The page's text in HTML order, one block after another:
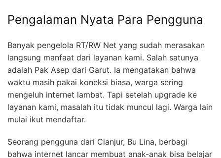
Pengalaman Nyata Para Pengguna
Banyak pengelola RT/RW Net yang sudah merasakan
langsung manfaat dari layanan kami. Salah satunya
adalah Pak Asep dari Garut. Ia mengatakan bahwa
waktu masih pakai koneksi biasa, warga sering
mengeluh internet lambat. Tapi setelah upgrade ke
layanan kami, masalah itu tidak muncul lagi. Warga lain
mulai ikut mendaftar.
Seorang pengguna dari Cianjur, Bu Lina, berbagi
bahwa internet lancar membuat anak-anak bisa belajar